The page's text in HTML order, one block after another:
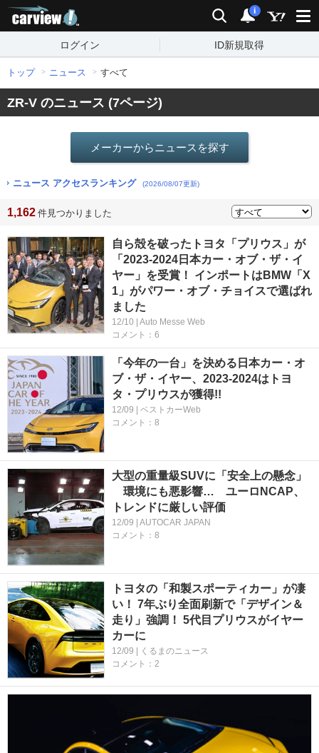
検索 通知
i
ログイン ID新規取得
トップ ニュース すべて
ZR-V のニュース (7ページ)
メーカーからニュースを探す
ニュース アクセスランキング (2026/08/07更新)
1,162 件見つかりました
自ら殻を破ったトヨタ「プリウス」が
「2023‐2024日本カー・オブ・ザ・イ
ヤー」を受賞！ インポートはBMW「X
1」がパワー・オブ・チョイスで選ばれ
ました
12/10 | Auto Messe Web
コメント：6
「今年の一台」を決める日本カー・オ
ブ・ザ・イヤー、2023-2024はトヨ
タ・プリウスが獲得!!
12/09 | ベストカーWeb
コメント：8
大型の重量級SUVに「安全上の懸念」
環境にも悪影響… ユーロNCAP、
トレンドに厳しい評価
12/09 | AUTOCAR JAPAN
コメント：8
トヨタの「和製スポーティカー」が凄
い！ 7年ぶり全面刷新で「デザイン＆
走り」強調！ 5代目プリウスがイヤー
カーに
12/09 | くるまのニュース
コメント：2